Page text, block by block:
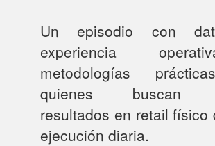
Un episodio con
experiencia
metodologías
quienes buscan
resultados en retail físico
ejecución diaria.